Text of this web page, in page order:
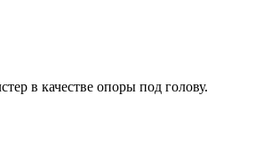
в качестве опоры под голову.